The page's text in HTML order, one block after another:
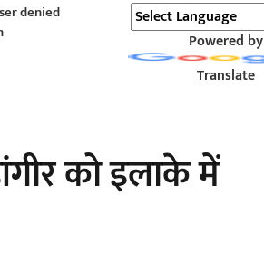
denied
Powered by
Translate
को इलाके में